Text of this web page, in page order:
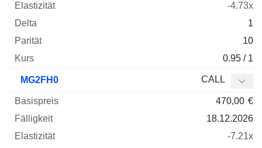
-4.73x
1
10
0.95 / 1
MG2FH0 CALL
470,00 €
18.12.2026
-7.21x